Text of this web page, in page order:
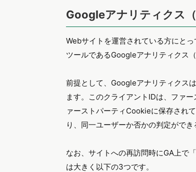
Googleアナリティクス
Webサイトを運営されている方にと
ツールであるGoogleアナリティクス
前提として、Googleアナリティクス
ます。このクライアントIDは、ファ
ァーストパーティCookieに保存され
り、同一ユーザーか否かの判定ができ
なお、サイトへの再訪問時にGA上で
は大きく以下の3つです。